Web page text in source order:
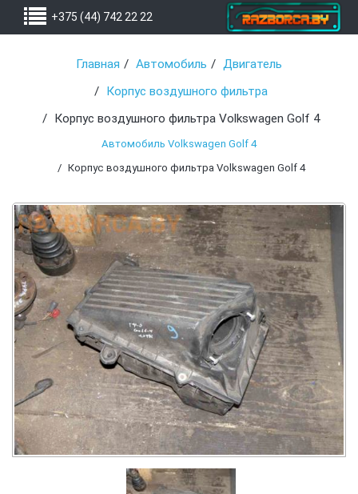
+375 (44) 742 22 22
Главная Автомобиль
Двигатель
Корпус воздушного фильтра
Корпус воздушного фильтра Volkswagen Golf 4
Автомобиль Volkswagen Golf 4
Корпус воздушного фильтра Volkswagen Golf 4